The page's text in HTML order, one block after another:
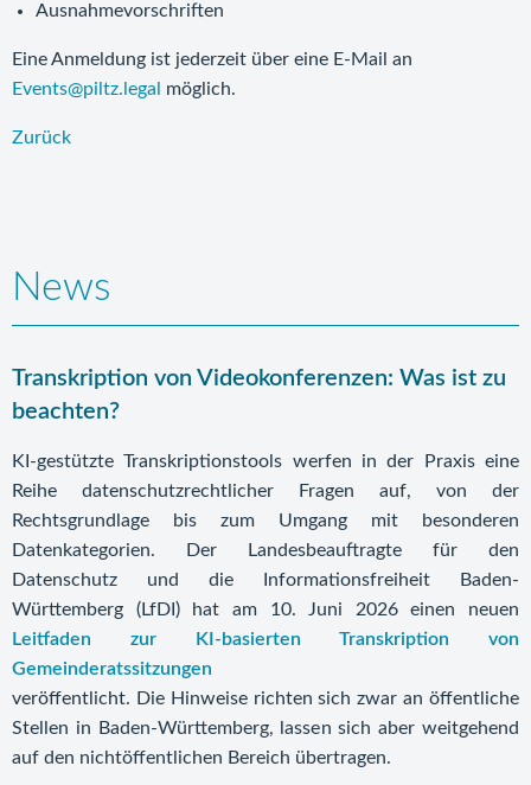
Ausnahmevorschriften
Eine Anmeldung ist jederzeit über eine E-Mail an
Events@piltz.legal
möglich.
Zurück
News
Transkription von Videokonferenzen: Was ist zu
beachten?
KI-gestützte Transkriptionstools werfen in der Praxis eine
Reihe datenschutzrechtlicher Fragen auf, von der
Rechtsgrundlage bis zum Umgang mit besonderen
Datenkategorien. Der Landesbeauftragte für den
Datenschutz und die Informationsfreiheit Baden-
Württemberg (LfDI) hat am 10. Juni 2026 einen neuen
Leitfaden zur KI-basierten Transkription von
Gemeinderatssitzungen
veröffentlicht. Die Hinweise richten sich zwar an öffentliche
Stellen in Baden-Württemberg, lassen sich aber weitgehend
auf den nichtöffentlichen Bereich übertragen.